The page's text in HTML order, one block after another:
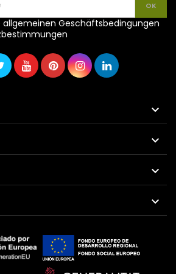
allgemeinen Geschäftsbedingungen



